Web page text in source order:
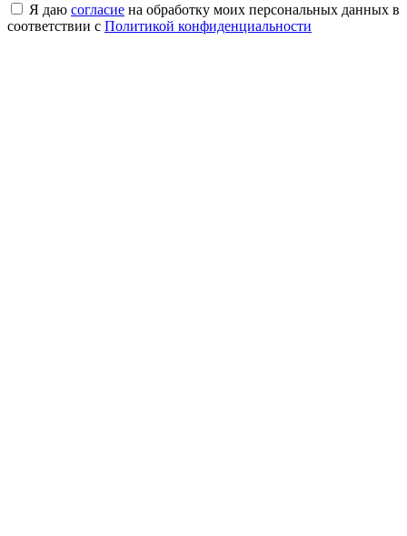
Я даю согласие на обработку моих персональных данных в
соответствии с Политикой конфиденциальности